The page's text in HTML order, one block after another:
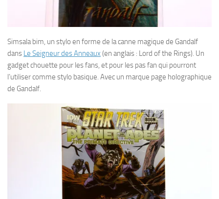
Simsala bim, un stylo en forme de la canne magique de Gandalf
dans Le Seigneur des Anneaux (en anglais : Lord of the Rings). Un
gadget chouette pour les fans, et pour les pas fan qui pourront
l’utiliser comme stylo basique. Avec un marque page holographique
de Gandalf.